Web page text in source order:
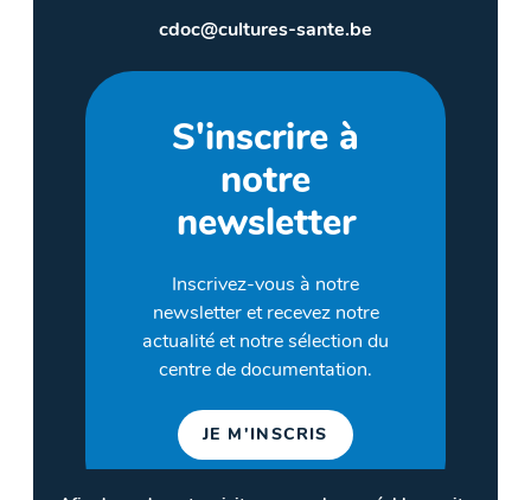
cdoc@cultures-sante.be
S'inscrire à
notre
newsletter
Inscrivez-vous à notre
newsletter et recevez notre
actualité et notre sélection du
centre de documentation.
JE M'INSCRIS